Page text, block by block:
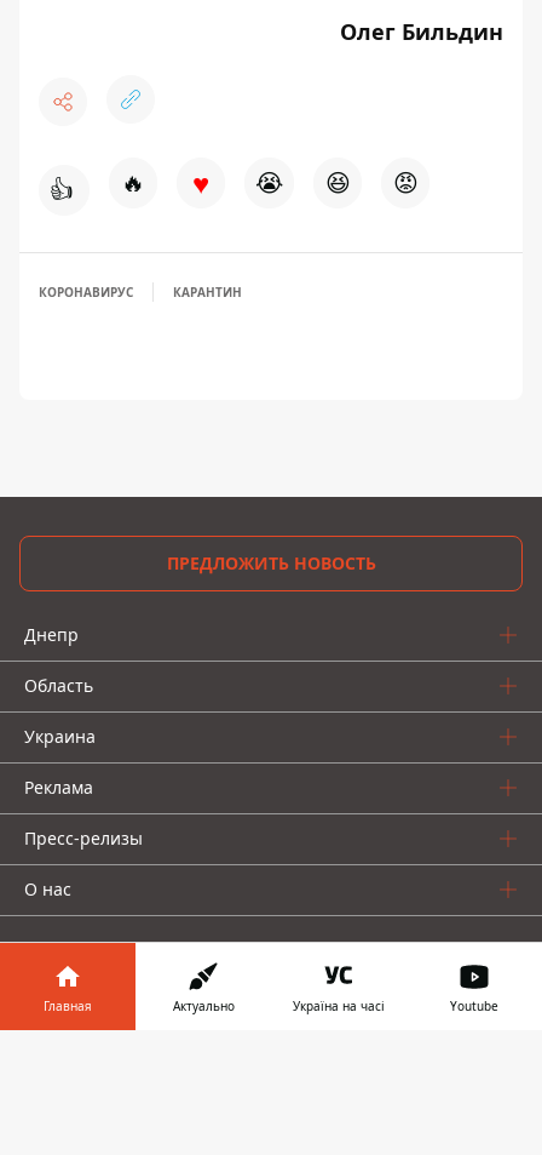
Олег Бильдин
👍 🔥 ♥ 😭 😆 😡
КОРОНАВИРУС КАРАНТИН
ПРЕДЛОЖИТЬ НОВОСТЬ
Днепр
Область
Украина
Реклама
Пресс-релизы
О нас
Главная Актуально Україна на часі Youtube